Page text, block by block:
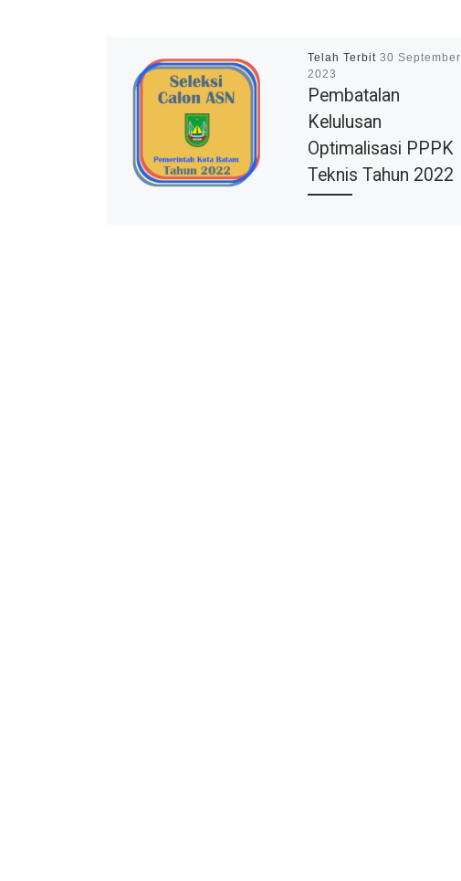
Telah Terbit30 September
2023
Pembatalan
Kelulusan
Optimalisasi PPPK
Teknis Tahun 2022